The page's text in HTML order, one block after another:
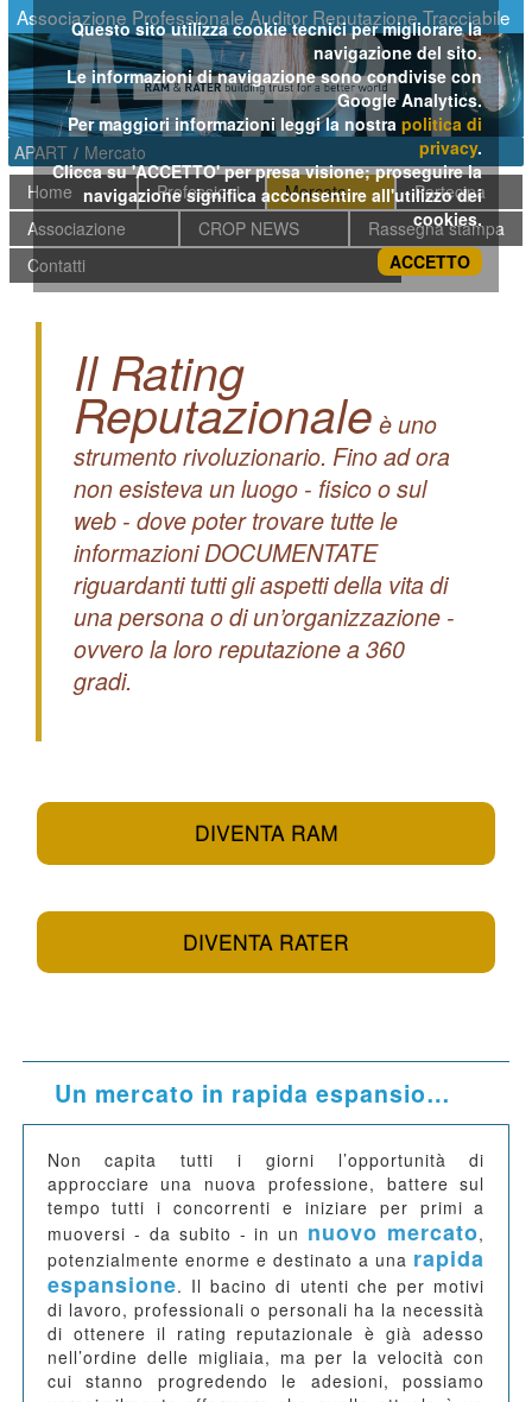
Salta al contenuto
Associazione Professionale Auditor Reputazione Tracciabile
APART / Mercato
Home
Professioni Mercato
Partecipa
Associazione
CROP NEWS
Rassegna stampa
Contatti
Il Rating
Reputazionale è uno
strumento rivoluzionario. Fino ad ora
non esisteva un luogo - fisico o sul
web - dove poter trovare tutte le
informazioni DOCUMENTATE
riguardanti tutti gli aspetti della vita di
una persona o di un’organizzazione -
ovvero la loro reputazione a 360
gradi.
DIVENTA RAM
DIVENTA RATER
Un mercato in rapida espansione
Non capita tutti i giorni l’opportunità di
approcciare una nuova professione, battere sul
tempo tutti i concorrenti e iniziare per primi a
muoversi - da subito - in un nuovo mercato,
potenzialmente enorme e destinato a una rapida
espansione. Il bacino di utenti che per motivi
di lavoro, professionali o personali ha la necessità
di ottenere il rating reputazionale è già adesso
nell’ordine delle migliaia, ma per la velocità con
cui stanno progredendo le adesioni, possiamo
Questo sito utilizza cookie tecnici per migliorare la
navigazione del sito.
Le informazioni di navigazione sono condivise con
Google Analytics.
Per maggiori informazioni leggi la nostra politica di
privacy.
Clicca su 'ACCETTO' per presa visione; proseguire la
navigazione significa acconsentire all'utilizzo dei
cookies.
ACCETTO